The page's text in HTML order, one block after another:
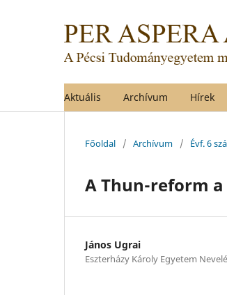
Aktuális Archívum Hírek
Főoldal / Archívum / Évf. 6
A Thun-reform
János Ugrai
Eszterházy Károly Egyetem